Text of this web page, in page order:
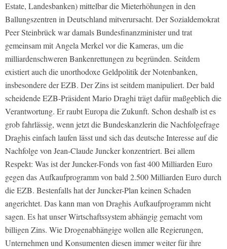
Estate, Landesbanken) mittelbar die Mieterhöhungen in den
Ballungszentren in Deutschland mitverursacht. Der Sozialdemokrat
Peer Steinbrück war damals Bundesfinanzminister und trat
gemeinsam mit Angela Merkel vor die Kameras, um die
milliardenschweren Bankenrettungen zu begründen. Seitdem
existiert auch die unorthodoxe Geldpolitik der Notenbanken,
insbesondere der EZB. Der Zins ist seitdem manipuliert. Der bald
scheidende EZB-Präsident Mario Draghi trägt dafür maßgeblich die
Verantwortung. Er raubt Europa die Zukunft. Schon deshalb ist es
grob fahrlässig, wenn jetzt die Bundeskanzlerin die Nachfolgefrage
Draghis einfach laufen lässt und sich das deutsche Interesse auf die
Nachfolge von Jean-Claude Juncker konzentriert. Bei allem
Respekt: Was ist der Juncker-Fonds von fast 400 Milliarden Euro
gegen das Aufkaufprogramm von bald 2.500 Milliarden Euro durch
die EZB. Bestenfalls hat der Juncker-Plan keinen Schaden
angerichtet. Das kann man von Draghis Aufkaufprogramm nicht
sagen. Es hat unser Wirtschaftssystem abhängig gemacht vom
billigen Zins. Wie Drogenabhängige wollen alle Regierungen,
Unternehmen und Konsumenten diesen immer weiter für ihre